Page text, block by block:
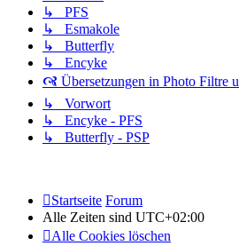
↳ PFS
↳ Esmakole
↳ Butterfly
↳ Encyke
🙧 Übersetzungen in Photo Filtre
↳ Vorwort
↳ Encyke - PFS
↳ Butterfly - PSP
Startseite Forum
Alle Zeiten sind UTC+02:00
Alle Cookies löschen